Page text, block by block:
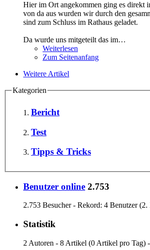
Hier im Ort angekommen ging es direkt
von da aus wurden wir durch den
sind zum Schluss im Rathaus geladet.
Da wurde uns mitgeteilt das im…
Weiterlesen
Zum Seitenanfang
Weitere Artikel
Kategorien
Bericht
Test
Tipps & Tricks
Benutzer online 2.753
2.753 Besucher - Rekord: 4 Benutzer (2.
Statistik
2 Autoren - 8 Artikel (0 Artikel pro Tag)